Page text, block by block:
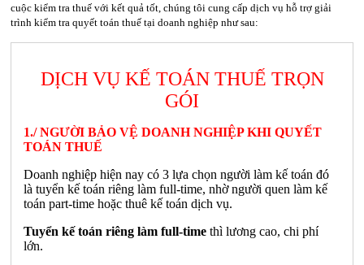
cuộc kiểm tra thuế với kết quả tốt, chúng tôi cung cấp dịch vụ hỗ trợ giải
trình kiểm tra quyết toán thuế tại doanh nghiệp như sau:
DỊCH VỤ KẾ TOÁN THUẾ TRỌN
GÓI
1./ NGƯỜI BẢO VỆ DOANH NGHIỆP KHI QUYẾT
TOÁN THUẾ
Doanh nghiệp hiện nay có 3 lựa chọn người làm kế toán đó
là tuyển kế toán riêng làm full-time, nhờ người quen làm kế
toán part-time hoặc thuê kế toán dịch vụ.
Tuyển kế toán riêng làm full-time thì lương cao, chi phí
lớn.